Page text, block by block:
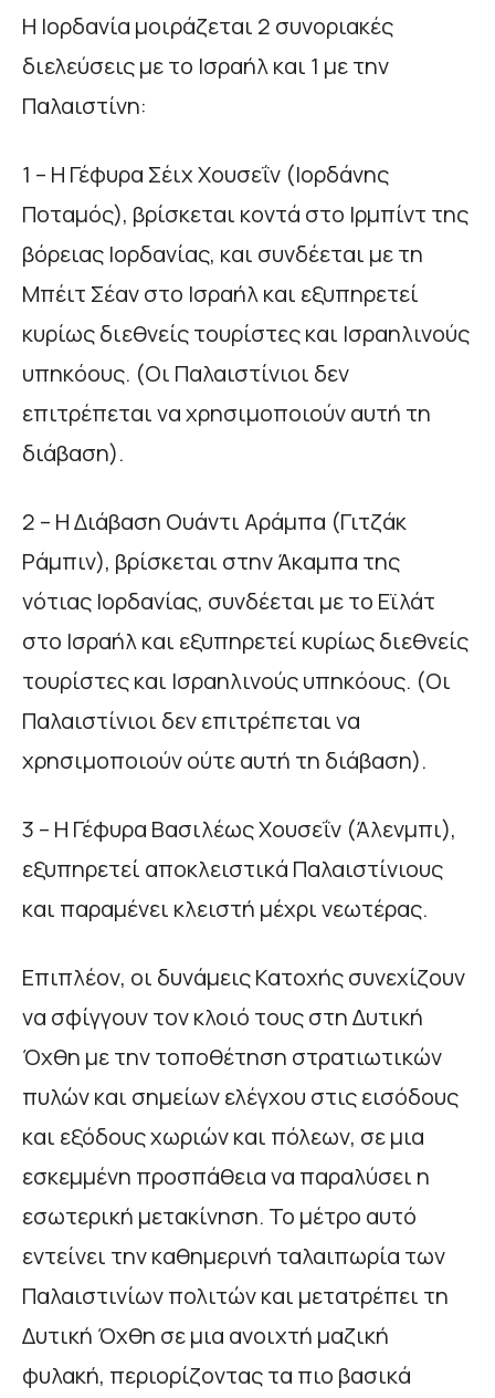
Η Ιορδανία μοιράζεται 2 συνοριακές
διελεύσεις με το Ισραήλ και 1 με την
Παλαιστίνη:
1 – Η Γέφυρα Σέιχ Χουσεΐν (Ιορδάνης
Ποταμός), βρίσκεται κοντά στο Ιρμπίντ της
βόρειας Ιορδανίας, και συνδέεται με τη
Μπέιτ Σέαν στο Ισραήλ και εξυπηρετεί
κυρίως διεθνείς τουρίστες και Ισραηλινούς
υπηκόους. (Οι Παλαιστίνιοι δεν
επιτρέπεται να χρησιμοποιούν αυτή τη
διάβαση).
2 – Η Διάβαση Ουάντι Αράμπα (Γιτζάκ
Ράμπιν), βρίσκεται στην Άκαμπα της
νότιας Ιορδανίας, συνδέεται με το Εϊλάτ
στο Ισραήλ και εξυπηρετεί κυρίως διεθνείς
τουρίστες και Ισραηλινούς υπηκόους. (Οι
Παλαιστίνιοι δεν επιτρέπεται να
χρησιμοποιούν ούτε αυτή τη διάβαση).
3 – Η Γέφυρα Βασιλέως Χουσεΐν (Άλενμπι),
εξυπηρετεί αποκλειστικά Παλαιστίνιους
και παραμένει κλειστή μέχρι νεωτέρας.
Επιπλέον, οι δυνάμεις Κατοχής συνεχίζουν
να σφίγγουν τον κλοιό τους στη Δυτική
Όχθη με την τοποθέτηση στρατιωτικών
πυλών και σημείων ελέγχου στις εισόδους
και εξόδους χωριών και πόλεων, σε μια
εσκεμμένη προσπάθεια να παραλύσει η
εσωτερική μετακίνηση. Το μέτρο αυτό
εντείνει την καθημερινή ταλαιπωρία των
Παλαιστινίων πολιτών και μετατρέπει τη
Δυτική Όχθη σε μια ανοιχτή μαζική
φυλακή, περιορίζοντας τα πιο βασικά